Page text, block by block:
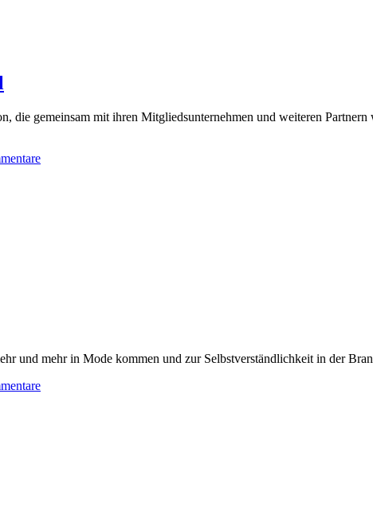
die gemeinsam mit ihren Mitgliedsunternehmen und weiteren
und mehr in Mode kommen und zur Selbstverständlichkeit in der